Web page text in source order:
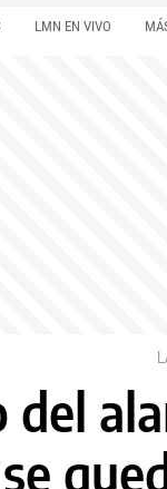
LMN EN VIVO
del